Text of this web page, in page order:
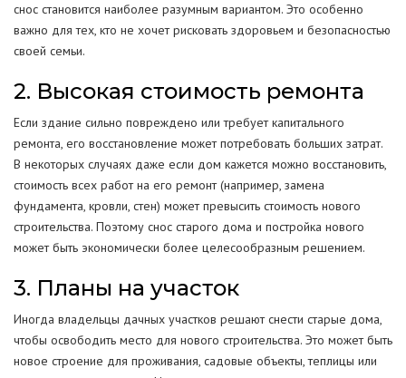
снос становится наиболее разумным вариантом. Это особенно
важно для тех, кто не хочет рисковать здоровьем и безопасностью
своей семьи.
2. Высокая стоимость ремонта
Если здание сильно повреждено или требует капитального
ремонта, его восстановление может потребовать больших затрат.
В некоторых случаях даже если дом кажется можно восстановить,
стоимость всех работ на его ремонт (например, замена
фундамента, кровли, стен) может превысить стоимость нового
строительства. Поэтому снос старого дома и постройка нового
может быть экономически более целесообразным решением.
3. Планы на участок
Иногда владельцы дачных участков решают снести старые дома,
чтобы освободить место для нового строительства. Это может быть
новое строение для проживания, садовые объекты, теплицы или